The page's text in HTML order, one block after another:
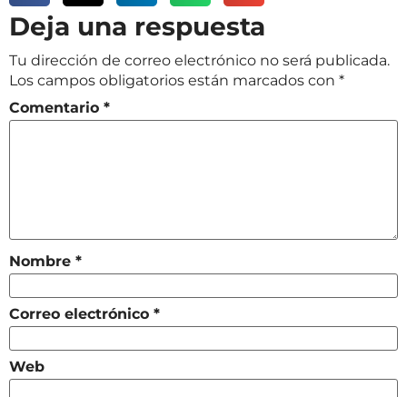
Deja una respuesta
Tu dirección de correo electrónico no será publicada.
Los campos obligatorios están marcados con *
Comentario *
Nombre *
Correo electrónico *
Web